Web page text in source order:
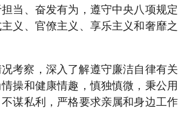
当、奋发有为，遵守中央八项规定
义、官僚主义、享乐主义和奢靡之
考察，深入了解遵守廉洁自律有关
操和健康情趣，慎独慎微，秉公用
谋私利，严格要求亲属和身边工作